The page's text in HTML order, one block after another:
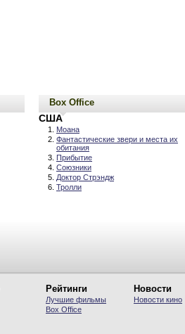
Box Office
США
Моана
Фантастические звери и места их
обитания
Прибытие
Союзники
Доктор Стрэндж
Тролли
Рейтинги
Лучшие фильмы
Вох Office
Новости
Новости кино